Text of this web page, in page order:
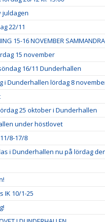
juldagen
22/11
15-16 NOVEMBER
15 november
16/11 Dunderhallen
i Dunderhallen lördag 8
25 oktober i Dunderhallen
under höstlovet
8-17/8
i Dunderhallen nu på lördag den
IK 10/1-25